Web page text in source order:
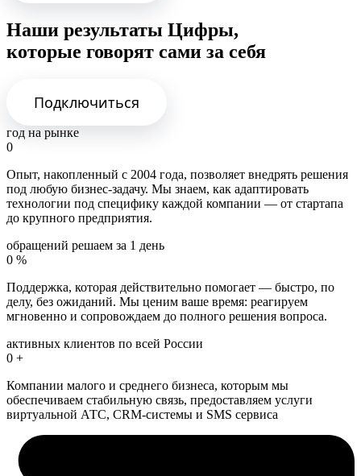
Наши результаты Цифры,
которые говорят сами за себя
Подключиться
год на рынке
0
Опыт, накопленный с 2004 года, позволяет внедрять решения
под любую бизнес-задачу. Мы знаем, как адаптировать
технологии под специфику каждой компании — от стартапа
до крупного предприятия.
обращений решаем за 1 день
0 %
Поддержка, которая действительно помогает — быстро, по
делу, без ожиданий. Мы ценим ваше время: реагируем
мгновенно и сопровождаем до полного решения вопроса.
активных клиентов по всей России
0 +
Компании малого и среднего бизнеса, которым мы
обеспечиваем стабильную связь, предоставляем услуги
виртуальной АТС, CRM-системы и SMS сервиса